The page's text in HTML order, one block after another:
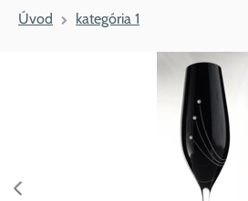
Úvod kategória 1